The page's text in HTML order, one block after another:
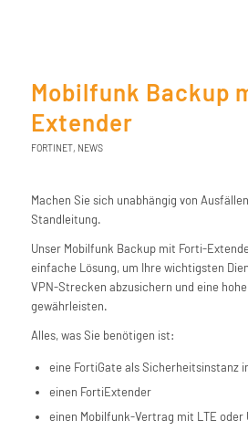
Mobilfunk Backup
Extender
FORTINET, NEWS
Machen Sie sich unabhängig von
Standleitung.
Unser Mobilfunk Backup mit Forti-
einfache Lösung, um Ihre wichtigsten
VPN-Strecken abzusichern und eine
gewährleisten.
Alles, was Sie benötigen ist:
eine FortiGate als Sicherheitsinstanz
einen FortiExtender
einen Mobilfunk-Vertrag mit LTE oder